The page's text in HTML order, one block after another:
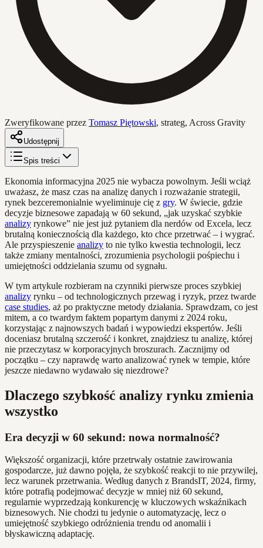
Zweryfikowane przez Tomasz Piętowski, strateg, Across Gravity
Udostępnij
Spis treści
Ekonomia informacyjna 2025 nie wybacza powolnym. Jeśli wciąż
uważasz, że masz czas na analizę danych i rozważanie strategii,
rynek bezceremonialnie wyeliminuje cię z gry. W świecie, gdzie
decyzje biznesowe zapadają w 60 sekund, „jak uzyskać szybkie
analizy rynkowe” nie jest już pytaniem dla nerdów od Excela, lecz
brutalną koniecznością dla każdego, kto chce przetrwać – i wygrać.
Ale przyspieszenie analizy to nie tylko kwestia technologii, lecz
także zmiany mentalności, zrozumienia psychologii pośpiechu i
umiejętności oddzielania szumu od sygnału.
W tym artykule rozbieram na czynniki pierwsze proces szybkiej
analizy rynku – od technologicznych przewag i ryzyk, przez twarde
case studies, aż po praktyczne metody działania. Sprawdzam, co jest
mitem, a co twardym faktem popartym danymi z 2024 roku,
korzystając z najnowszych badań i wypowiedzi ekspertów. Jeśli
doceniasz brutalną szczerość i konkret, znajdziesz tu analizę, której
nie przeczytasz w korporacyjnych broszurach. Zacznijmy od
początku – czy naprawdę warto analizować rynek w tempie, które
jeszcze niedawno wydawało się niezdrowe?
Dlaczego szybkość analizy rynku zmienia
wszystko
Era decyzji w 60 sekund: nowa normalność?
Większość organizacji, które przetrwały ostatnie zawirowania
gospodarcze, już dawno pojęła, że szybkość reakcji to nie przywilej,
lecz warunek przetrwania. Według danych z BrandsIT, 2024, firmy,
które potrafią podejmować decyzje w mniej niż 60 sekund,
regularnie wyprzedzają konkurencję w kluczowych wskaźnikach
biznesowych. Nie chodzi tu jedynie o automatyzację, lecz o
umiejętność szybkiego odróżnienia trendu od anomalii i
błyskawiczną adaptację.